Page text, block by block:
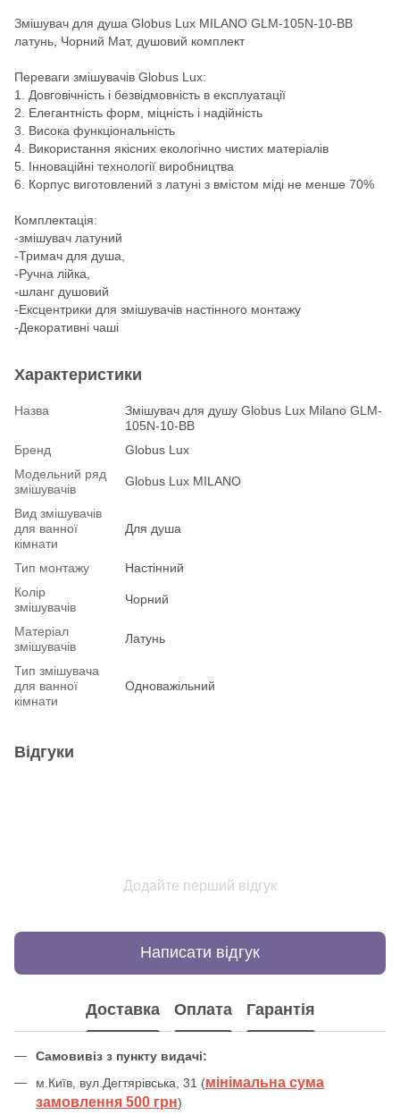
Змішувач для душа Globus Lux MILANO GLM-105N-10-BB
латунь, Чорний Мат, душовий комплект
Переваги змішувачів Globus Lux:
1. Довговічність і безвідмовність в експлуатації
2. Елегантність форм, міцність і надійність
3. Висока функціональність
4. Використання якісних екологічно чистих матеріалів
5. Інноваційні технології виробництва
6. Корпус виготовлений з латуні з вмістом міді не менше 70%
Комплектація:
-змішувач латуний
-Тримач для душа,
-Ручна лійка,
-шланг душовий
-Ексцентрики для змішувачів настінного монтажу
-Декоративні чаші
Характеристики
Назва
Змішувач для душу Globus Lux Milano GLM-
105N-10-BB
Бренд
Globus Lux
Модельний ряд
змішувачів
Globus Lux MILANO
Вид змішувачів
для ванної
кімнати
Для душа
Тип монтажу
Настінний
Колір
змішувачів
Чорний
Матеріал
змішувачів
Латунь
Тип змішувача
для ванної
кімнати
Одноважільний
Відгуки
Додайте перший відгук
Написати відгук
Доставка Оплата Гарантія
Самовивіз з пункту видачі:
м.Київ, вул.Дегтярівська, 31 (мінімальна сума
замовлення 500 грн)